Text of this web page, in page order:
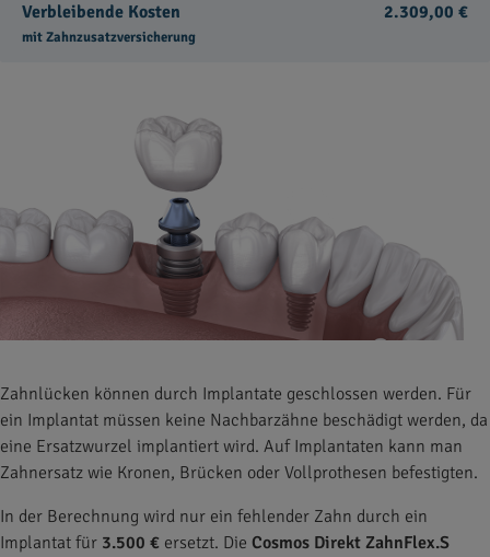
Verbleibende Kosten
mit Zahnzusatzversicherung
2.309,00 €
Zahnlücken können durch Implantate geschlossen werden. Für
ein Implantat müssen keine Nachbarzähne beschädigt werden, da
eine Ersatzwurzel implantiert wird. Auf Implantaten kann man
Zahnersatz wie Kronen, Brücken oder Vollprothesen befestigten.
In der Berechnung wird nur ein fehlender Zahn durch ein
Implantat für 3.500 € ersetzt. Die Cosmos Direkt ZahnFlex.S